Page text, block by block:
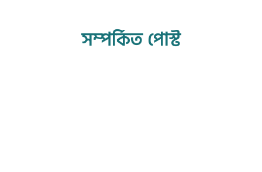
সম্পর্কিত পোস্ট